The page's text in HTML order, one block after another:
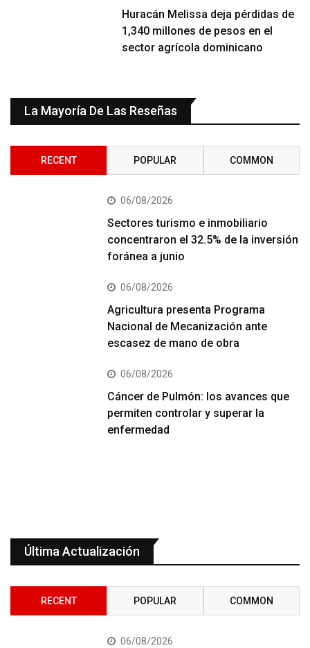
Huracán Melissa deja pérdidas de
1,340 millones de pesos en el
sector agrícola dominicano
La Mayoría De Las Reseñas
RECENT POPULAR COMMON
06/08/2026
Sectores turismo e inmobiliario
concentraron el 32.5% de la inversión
foránea a junio
06/08/2026
Agricultura presenta Programa
Nacional de Mecanización ante
escasez de mano de obra
06/08/2026
Cáncer de Pulmón: los avances que
permiten controlar y superar la
enfermedad
Última Actualización
RECENT POPULAR COMMON
06/08/2026